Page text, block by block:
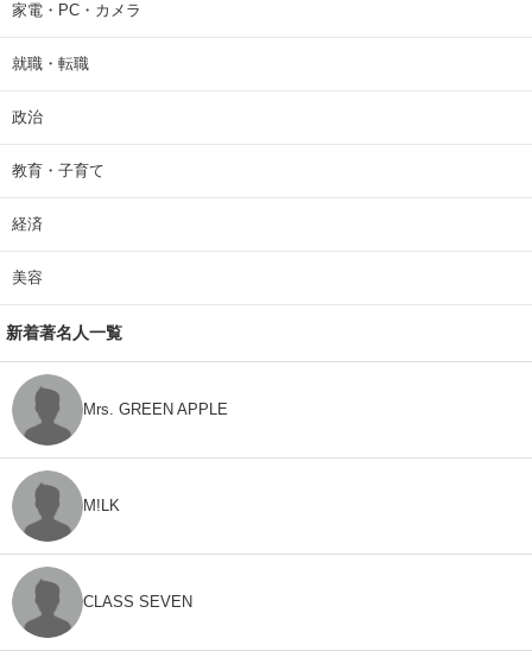
家電・PC・カメラ
就職・転職
政治
教育・子育て
経済
美容
新着著名人一覧
Mrs. GREEN APPLE
M!LK
CLASS SEVEN